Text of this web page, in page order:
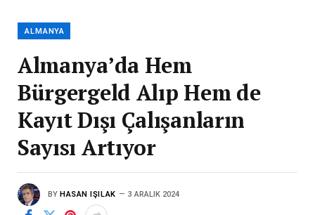
ALMANYA
Almanya’da Hem
Bürgergeld Alıp Hem de
Kayıt Dışı Çalışanların
Sayısı Artıyor
BY HASAN IŞILAK 3 ARALIK 2024